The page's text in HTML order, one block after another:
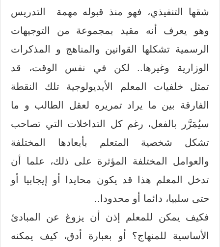
شقها التنفيذي، فهو منذ قبوله مهمة التدريس
وهو يعرف أنه مقيد بمجموعة من التوجيهات
الرسمية تشكلها القوانين والمناهج و المذكرات
الوزارية وغيرها.. لكن في نفس الوقت، قد
تمثل خلفيات المعلم الأيديولوجية تلك النقطة
الفارقة بين ما يراد تمريره لعقل الطالب و ما
سيُمَرَّر بالفعل، رغم كل التداخلات التي تصاحب
تشكل شخصية المتعلم بأبعادها المختلفة
والعوامل المختلفة المؤثرة على ذلك، علما أن
تدخل المعلم هذا قد يكون محايدا أو إيجابيا أو
حتى سلبيا، دائما أو محدودا..
فكيف يمكن للمعلم إذن أن يزوغ عن المبادئ
الأساسية للمنهاج؟ أو بعبارة أدق، كيف يمكنه